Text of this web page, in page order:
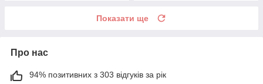
Показати ще
Про нас
94% позитивних з 303 відгуків за рік